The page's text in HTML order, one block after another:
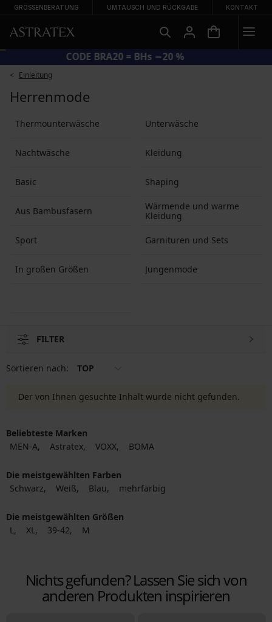
GRÖSSENBERATUNG UMTAUSCH UND RÜCKGABE KONTAKT
CODE BRA20 = BHs −20 %
Einleitung
Herrenmode
Thermounterwäsche Unterwäsche
Nachtwäsche Kleidung
Basic Shaping
Aus Bambusfasern
Wärmende und warme
Kleidung
Sport Garnituren und Sets
In großen Größen Jungenmode
FILTER
Sortieren nach: TOP
Der von Ihnen gesuchte Inhalt wurde nicht gefunden.
Beliebteste Marken
MEN-A
Astratex VOXX BOMA
Die meistgewählten Farben
Schwarz
Weiß Blau mehrfarbig
Die meistgewählten Größen
L
XL 39-42 M
Nichts gefunden? Lassen Sie sich von
anderen Produkten inspirieren